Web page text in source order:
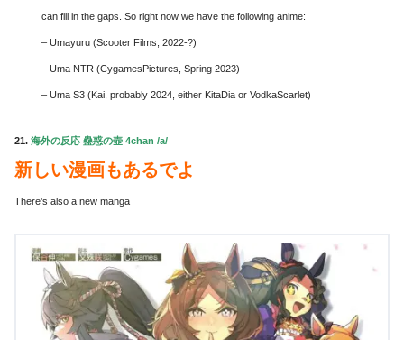
can fill in the gaps. So right now we have the following anime:
– Umayuru (Scooter Films, 2022-?)
– Uma NTR (CygamesPictures, Spring 2023)
– Uma S3 (Kai, probably 2024, either KitaDia or VodkaScarlet)
21. 海外の反応 蠱惑の壺 4chan /a/
新しい漫画もあるでよ
There’s also a new manga